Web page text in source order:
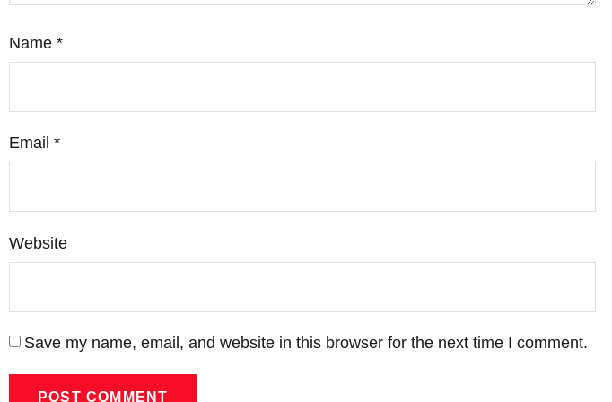
Name *
Email *
Website
Save my name, email, and website in this browser for the next time I comment.